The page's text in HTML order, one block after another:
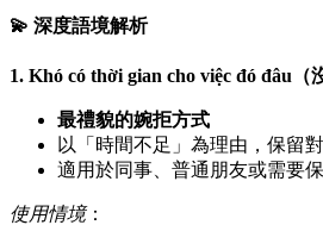
💫 深度語境解析
1. Khó có thời gian cho việc đó đâu（
最禮貌的婉拒方式
以「時間不足」為理由，保留
適用於同事、普通朋友或需要
使用情境：